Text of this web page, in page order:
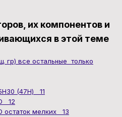
их компонентов и
в этой теме
гр) все остальные только
(47Н) 11
12
остаток мелких 13